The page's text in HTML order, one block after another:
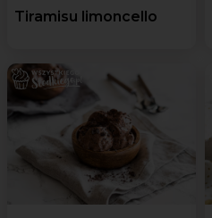
Tiramisu limoncello